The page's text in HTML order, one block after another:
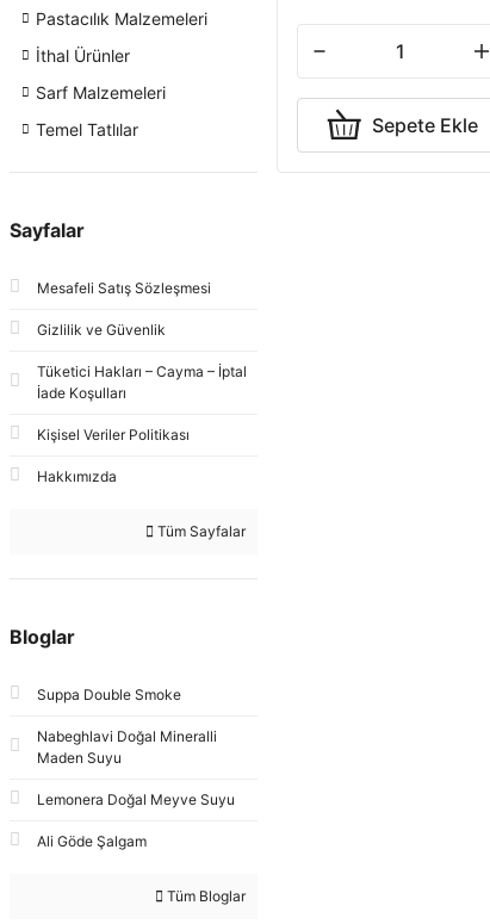
Pastacılık Malzemeleri
İthal Ürünler
Sarf Malzemeleri
Temel Tatlılar
Sayfalar
Mesafeli Satış Sözleşmesi
Gizlilik ve Güvenlik
Tüketici Hakları – Cayma – İptal
İade Koşulları
Kişisel Veriler Politikası
Hakkımızda
Tüm Sayfalar
Bloglar
Suppa Double Smoke
Nabeghlavi Doğal Mineralli
Maden Suyu
Lemonera Doğal Meyve Suyu
Ali Göde Şalgam
Tüm Bloglar
Sepete Ekle